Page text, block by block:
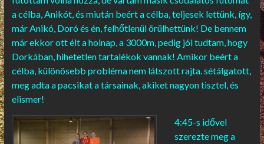
a célba, Anikót, és miután beért a célba, teljesek lettünk, így,
már Anikó, Doró és én, felhőtlenül örülhettünk! De bennem
már ekkor ott élt a holnap, a 3000m, pedig jól tudtam, hogy
Dorkában, hihetetlen tartalékok vannak! Amikor beért a
célba, különösebb probléma nem látszott rajta. sétálgatott,
meg adta a pacsikat a társainak, akiket nagyon tisztel, és
elismer!
4:45-s idővel
szerezte meg a